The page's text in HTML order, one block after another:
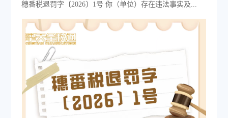
穗番税退罚字〔2026〕1号 你（单位）存在违法事实及...